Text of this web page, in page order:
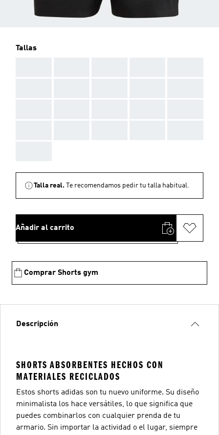
Tallas
Talla real. Te recomendamos pedir tu talla habitual.
Añadir al carrito
Comprar Shorts gym
Descripción
SHORTS ABSORBENTES HECHOS CON
MATERIALES RECICLADOS
Estos shorts adidas son tu nuevo uniforme. Su diseño
minimalista los hace versátiles, lo que significa que
puedes combinarlos con cualquier prenda de tu
armario. Sin importar la actividad o el lugar, siempre